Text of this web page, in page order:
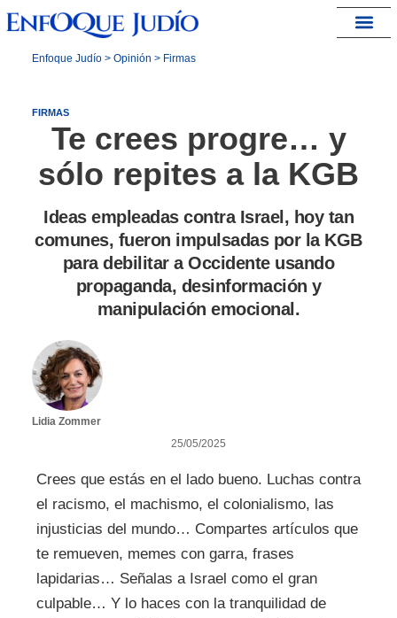
Enfoque Judío> Opinión > Firmas
FIRMAS
Te crees progre… y
sólo repites a la KGB
Ideas empleadas contra Israel, hoy tan
comunes, fueron impulsadas por la KGB
para debilitar a Occidente usando
propaganda, desinformación y
manipulación emocional.
Lidia Zommer
25/05/2025
Crees que estás en el lado bueno. Luchas contra
el racismo, el machismo, el colonialismo, las
injusticias del mundo… Compartes artículos que
te remueven, memes con garra, frases
lapidarias… Señalas a Israel como el gran
culpable… Y lo haces con la tranquilidad de